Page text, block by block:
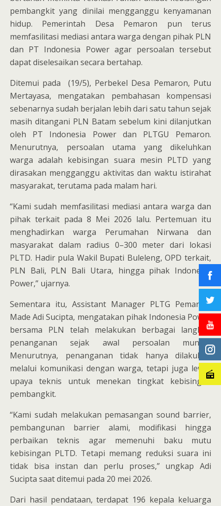
pembangkit yang dinilai mengganggu kenyamanan
hidup. Pemerintah Desa Pemaron pun terus
memfasilitasi mediasi antara warga dengan pihak PLN
dan PT Indonesia Power agar persoalan tersebut
dapat diselesaikan secara bertahap.
Ditemui pada (19/5), Perbekel Desa Pemaron, Putu
Mertayasa, mengatakan pembahasan kompensasi
sebenarnya sudah berjalan lebih dari satu tahun sejak
masih ditangani PLN Batam sebelum kini dilanjutkan
oleh PT Indonesia Power dan PLTGU Pemaron.
Menurutnya, persoalan utama yang dikeluhkan
warga adalah kebisingan suara mesin PLTD yang
dirasakan mengganggu aktivitas dan waktu istirahat
masyarakat, terutama pada malam hari.
“Kami sudah memfasilitasi mediasi antara warga dan
pihak terkait pada 8 Mei 2026 lalu. Pertemuan itu
menghadirkan warga Perumahan Nirwana dan
masyarakat dalam radius 0–300 meter dari lokasi
PLTD. Hadir pula Wakil Bupati Buleleng, OPD terkait,
PLN Bali, PLN Bali Utara, hingga pihak Indonesia
Power,” ujarnya.
Sementara itu, Assistant Manager PLTG Pemaron,
Made Adi Sucipta, mengatakan pihak Indonesia Power
bersama PLN telah melakukan berbagai langkah
penanganan sejak awal persoalan muncul.
Menurutnya, penanganan tidak hanya dilakukan
melalui komunikasi dengan warga, tetapi juga lewat
upaya teknis untuk menekan tingkat kebisingan
pembangkit.
“Kami sudah melakukan pemasangan sound barrier,
pembangunan barrier alami, modifikasi hingga
perbaikan teknis agar memenuhi baku mutu
kebisingan PLTD. Tetapi memang reduksi suara ini
tidak bisa instan dan perlu proses,” ungkap Adi
Sucipta saat ditemui pada 20 mei 2026.
Dari hasil pendataan, terdapat 196 kepala keluarga